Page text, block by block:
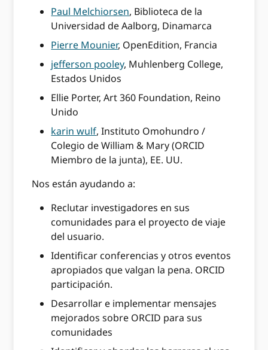
Paul Melchiorsen, Biblioteca de la
Universidad de Aalborg, Dinamarca
Pierre Mounier, OpenEdition, Francia
jefferson pooley, Muhlenberg College,
Estados Unidos
Ellie Porter, Art 360 Foundation, Reino
Unido
karin wulf, Instituto Omohundro /
Colegio de William & Mary (ORCID
Miembro de la junta), EE. UU.
Nos están ayudando a:
Reclutar investigadores en sus
comunidades para el proyecto de viaje
del usuario.
Identificar conferencias y otros eventos
apropiados que valgan la pena. ORCID
participación.
Desarrollar e implementar mensajes
mejorados sobre ORCID para sus
comunidades